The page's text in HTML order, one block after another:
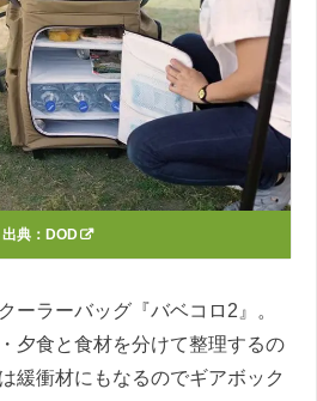
出典： DOD
ーラーバッグ『バベコロ2』。
夕食と食材を分けて整理するの
緩衝材にもなるのでギアボック